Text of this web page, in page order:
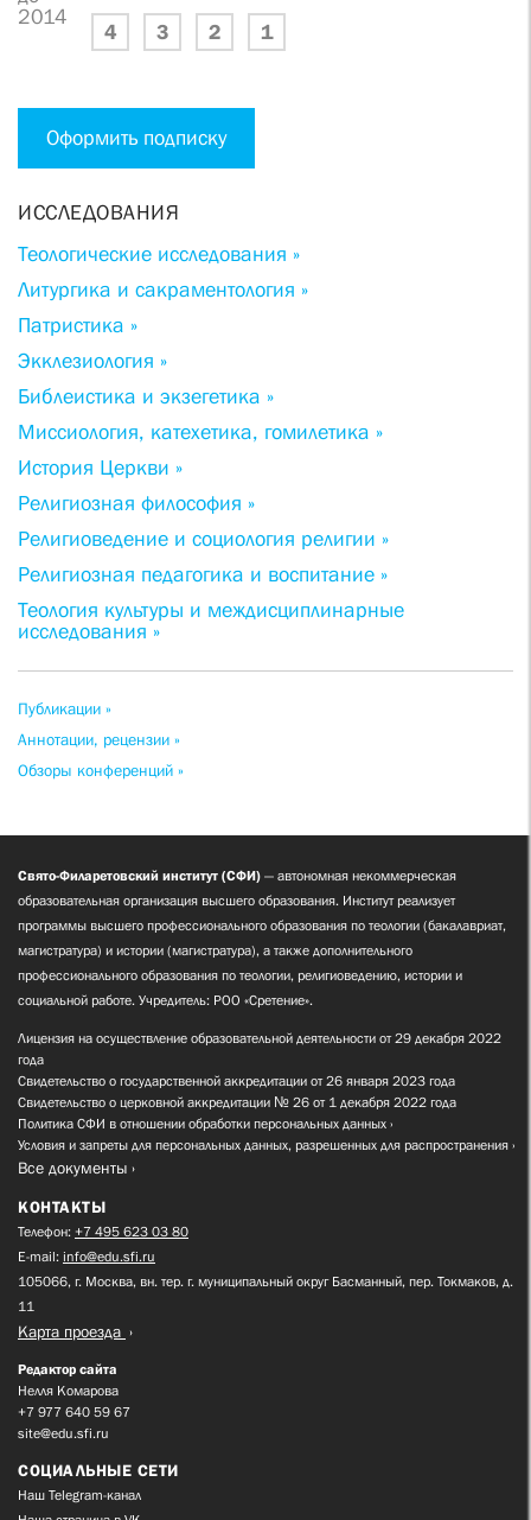
2014
4 3 2 1
Оформить подписку
ИССЛЕДОВАНИЯ
Теологические исследования »
Литургика и сакраментология »
Патристика »
Экклезиология »
Библеистика и экзегетика »
Миссиология, катехетика, гомилетика »
История Церкви »
Религиозная философия »
Религиоведение и социология религии »
Религиозная педагогика и воспитание »
Теология культуры и междисциплинарные
исследования »
Публикации »
Аннотации, рецензии »
Обзоры конференций »
Свято-Филаретовский институт (СФИ) — автономная некоммерческая
образовательная организация высшего образования. Институт реализует
программы высшего профессионального образования по теологии (бакалавриат,
магистратура) и истории (магистратура), а также дополнительного
профессионального образования по теологии, религиоведению, истории и
социальной работе. Учредитель: РОО «Сретение».
Лицензия на осуществление образовательной деятельности от 29 декабря 2022
года
Свидетельство о государственной аккредитации от 26 января 2023 года
Свидетельство о церковной аккредитации № 26 от 1 декабря 2022 года
Политика СФИ в отношении обработки персональных данных
Условия и запреты для персональных данных, разрешенных для распространения
Все документы
КОНТАКТЫ
Телефон: +7 495 623 03 80
E-mail: info@edu.sfi.ru
105066, г. Москва, вн. тер. г. муниципальный округ Басманный, пер. Токмаков, д.
11
Карта проезда
Редактор сайта
Нелля Комарова
+7 977 640 59 67
site@edu.sfi.ru
СОЦИАЛЬНЫЕ СЕТИ
Наш Telegram-канал